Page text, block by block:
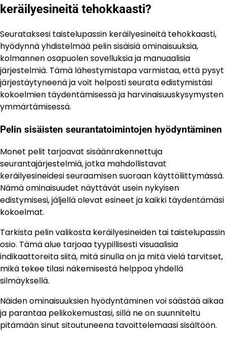
keräilyesineitä tehokkaasti?
Seurataksesi taistelupassin keräilyesineitä tehokkaasti,
hyödynnä yhdistelmää pelin sisäisiä ominaisuuksia,
kolmannen osapuolen sovelluksia ja manuaalisia
järjestelmiä. Tämä lähestymistapa varmistaa, että pysyt
järjestäytyneenä ja voit helposti seurata edistymistäsi
kokoelmien täydentämisessä ja harvinaisuuskysymysten
ymmärtämisessä.
Pelin sisäisten seurantatoimintojen hyödyntäminen
Monet pelit tarjoavat sisäänrakennettuja
seurantajärjestelmiä, jotka mahdollistavat
keräilyesineidesi seuraamisen suoraan käyttöliittymässä.
Nämä ominaisuudet näyttävät usein nykyisen
edistymisesi, jäljellä olevat esineet ja kaikki täydentämäsi
kokoelmat.
Tarkista pelin valikosta keräilyesineiden tai taistelupassin
osio. Tämä alue tarjoaa tyypillisesti visuaalisia
indikaattoreita siitä, mitä sinulla on ja mitä vielä tarvitset,
mikä tekee tilasi näkemisestä helppoa yhdellä
silmäyksellä.
Näiden ominaisuuksien hyödyntäminen voi säästää aikaa
ja parantaa pelikokemustasi, sillä ne on suunniteltu
pitämään sinut sitoutuneena tavoittelemaasi sisältöön.